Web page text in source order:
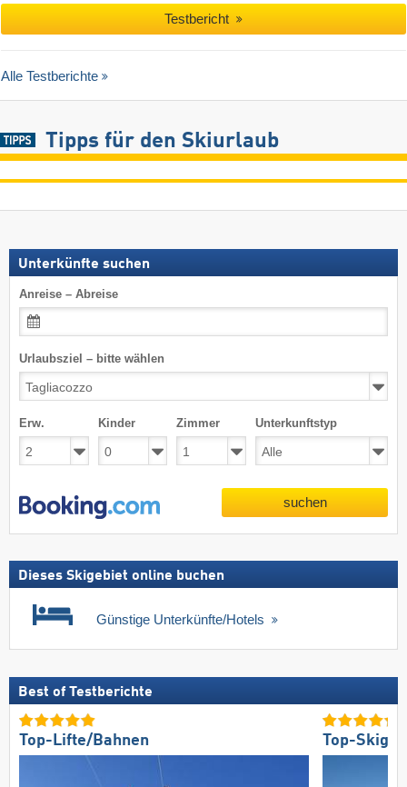
Testbericht
Alle Testberichte
Tipps für den Skiurlaub
Unterkünfte suchen
Anreise – Abreise
Urlaubsziel – bitte wählen
Erw. Kinder Zimmer Unterkunftstyp
suchen
Dieses Skigebiet online buchen
Günstige Unterkünfte/Hotels
Best of Testberichte
Top-Lifte/Bahnen Top-